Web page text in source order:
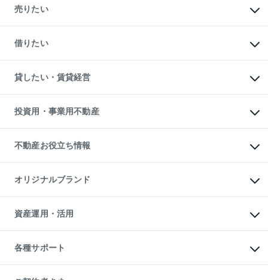
新築・分譲マンションの購入
中古マンションの購入
一戸建ての購入
中古一戸建ての購入
不動産購入の流れ
注目キーワード物件特集
購入ガイド
English 繁体中文簡体中文
売りたい
一戸建ての売却・査定
土地の売却・査定
スピードAI査定
不動産査定について
不動産売却の流れ
不動産買換えの流れ
売却ガイド
借りたい
オフィス・店舗の賃貸
借りるときの流れ
借りるガイド
貸したい・賃貸経営
マンション賃料データ
賃貸管理プラン
リロケーションについて
貸すガイド
投資用・事業用不動産
事業用不動産
マンション投資
投資用マンション
アパート経営
収益物件
ビル購入（ビル一棟）
投資用不動産の売却査定
事業用不動産の売却査定
不動産お役立ち情報
マンションライブラリー
人気マンションランキング
暮らしに役立つ不動産メディア
不動産相場・不動産価格情報
不動産コラム・ニュース
不動産用語集
不動産なんでもネット相談室
住まいの税金
オリジナルブランド
一棟リノベーションマンション
L`GENTE（ルジェンテ）
区分リノベーションマンション
投資用一棟レジデンスWELL
不動産小口投資
LEGACIA（レガシア）
資産運用・活用
不動産M&A
アセットマネジメント・出資
各種サポート